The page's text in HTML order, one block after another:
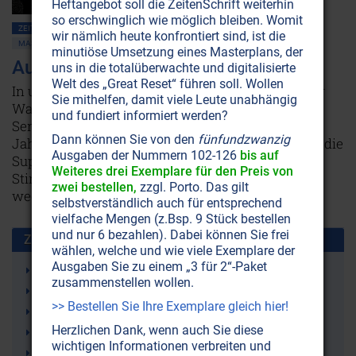
ZEITENSCHRIFT NR. 9, S.36
GESELLSCHAFT ALLGEMEIN
MASSENMEDIEN • MANIPULATION
ÜBERWACHUNG • MIND CONTROL
Auf dem Weg zum Roboter?
In unseren Hirnen vollzieht sich ein dramatischer
Wandel. Jedes Jahr reduziert sich unsere
Sensibilität für Reize um etwa ein Prozent. Jedes
Jahr riechen wir weniger intensiv, schmeckt uns die
Suppe etwas fader und braucht es stärkere
Stimulanz, um unsere geschlechtliche Lust zu
wecken.Weiterlesen...
Zusammen benutzt mit:
Mind Control
Bewusstseins-Manipulation
HAARP
Elektrosmog
Psychobiophysik
Heftangebot soll die ZeitenSchrift weiterhin
so erschwinglich wie möglich bleiben. Womit
wir nämlich heute konfrontiert sind, ist die
minutiöse Umsetzung eines Masterplans, der
uns in die totalüberwachte und digitalisierte
Welt des „Great Reset“ führen soll. Wollen
Sie mithelfen, damit viele Leute unabhängig
und fundiert informiert werden?
Dann können Sie von den fünfundzwanzig
Ausgaben der Nummern 102-126 bis auf
Weiteres drei Exemplare für den Preis von
zwei bestellen, zzgl. Porto. Das gilt
selbstverständlich auch für entsprechend
vielfache Mengen (z.Bsp. 9 Stück bestellen
und nur 6 bezahlen). Dabei können Sie frei
wählen, welche und wie viele Exemplare der
Ausgaben Sie zu einem „3 für 2“-Paket
zusammenstellen wollen.
>> Bestellen Sie Ihre Exemplare gleich hier!
Herzlichen Dank, wenn auch Sie diese
wichtigen Informationen verbreiten und